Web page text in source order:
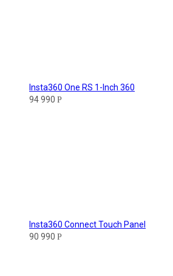
Insta360 One RS 1-Inch 360
94 990 Р
Insta360 Connect Touch Panel
90 990 Р